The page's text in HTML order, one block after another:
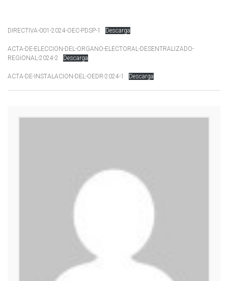
DIRECTIVA-001-2024-OEC-PDSP-1 Descarga
ACTA-DE-ELECCION-DEL-ORGANO-ELECTORAL-DESENTRALIZADO-
REGIONAL-2024-2
Descarga
ACTA-DE-INSTALACION-DEL-OEDR-2024-1 Descarga